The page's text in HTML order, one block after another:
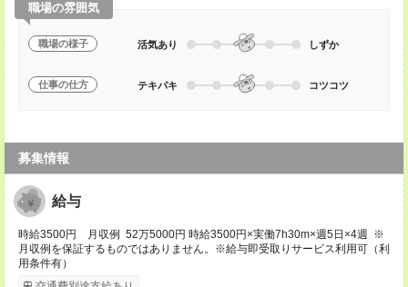
職場の雰囲気
職場の様子 活気あり しずか
仕事の仕方 テキパキ コツコツ
募集情報
給与
時給3500円 月収例 52万5000円 時給3500円×実働7h30m×週5日×4週 ※
月収例を保証するものではありません。※給与即受取りサービス利用可（利
用条件有）